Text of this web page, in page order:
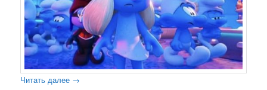
Читать далее →